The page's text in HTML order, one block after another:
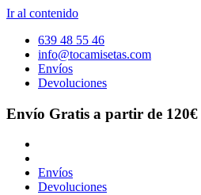
Ir al contenido
639 48 55 46
info@tocamisetas.com
Envíos
Devoluciones
Envío Gratis a partir de 120€
Envíos
Devoluciones